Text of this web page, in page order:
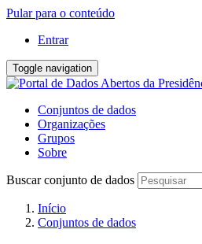
Pular para o conteúdo
Entrar
Toggle navigation
Conjuntos de dados
Organizações
Grupos
Sobre
Buscar conjunto de dados
Início
Conjuntos de dados